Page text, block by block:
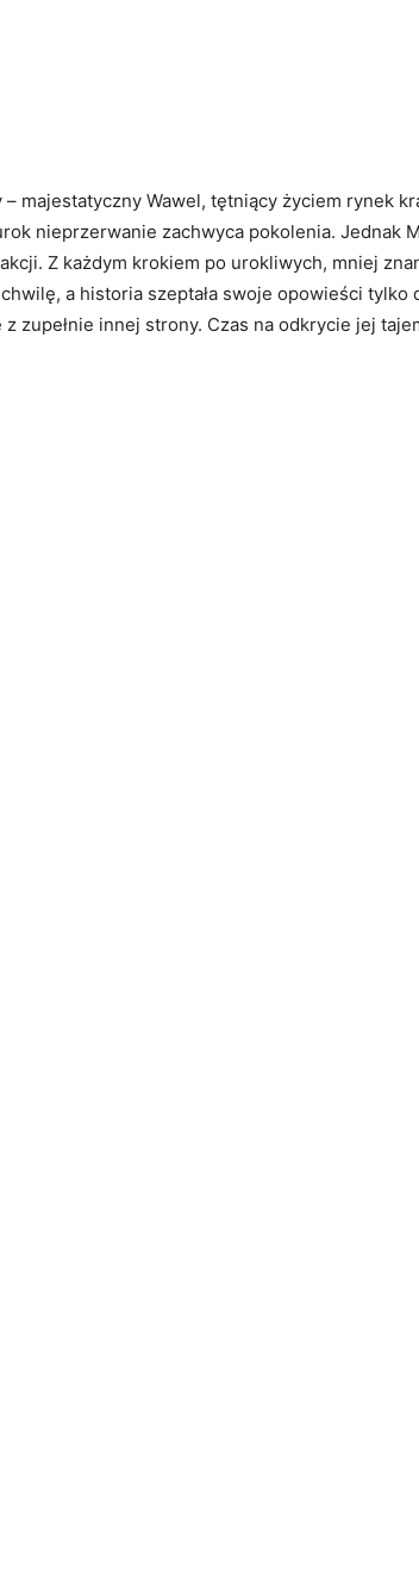
majestatyczny Wawel, tętniący‍ życiem⁤ rynek
nieprzerwanie zachwyca pokolenia. Jednak
Z każdym krokiem po ‍urokliwych, mniej
a‍ historia szeptała swoje opowieści tylko
zupełnie innej strony.​ Czas na odkrycie jej